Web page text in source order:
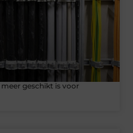
geschikt is voor